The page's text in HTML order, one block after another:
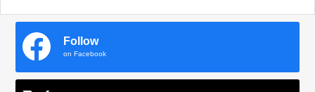
Follow
on Facebook